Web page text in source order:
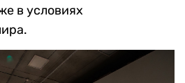
в условиях